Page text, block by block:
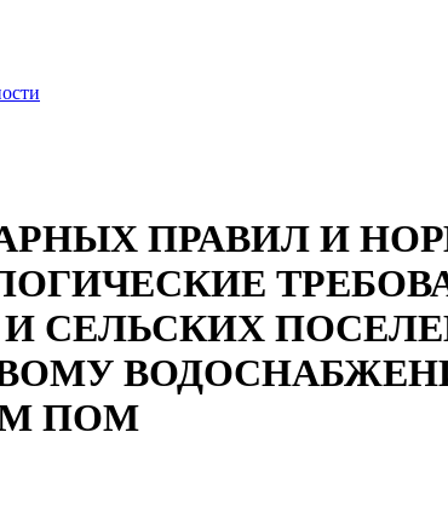
ПРАВИЛ И НОРМ
СЕЛЬСКИХ
ПОМ